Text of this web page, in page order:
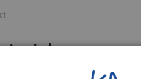
paneler för olika